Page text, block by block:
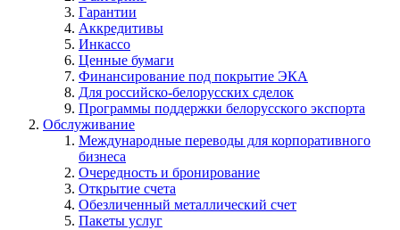
Гарантии
Аккредитивы
Инкассо
Ценные бумаги
Финансирование под покрытие ЭКА
Для российско-белорусских сделок
Программы поддержки белорусского экспорта
Обслуживание
Международные переводы для корпоративного
бизнеса
Очередность и бронирование
Открытие счета
Обезличенный металлический счет
Пакеты услуг